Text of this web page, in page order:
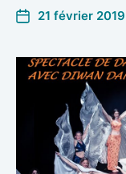
21 février 2019